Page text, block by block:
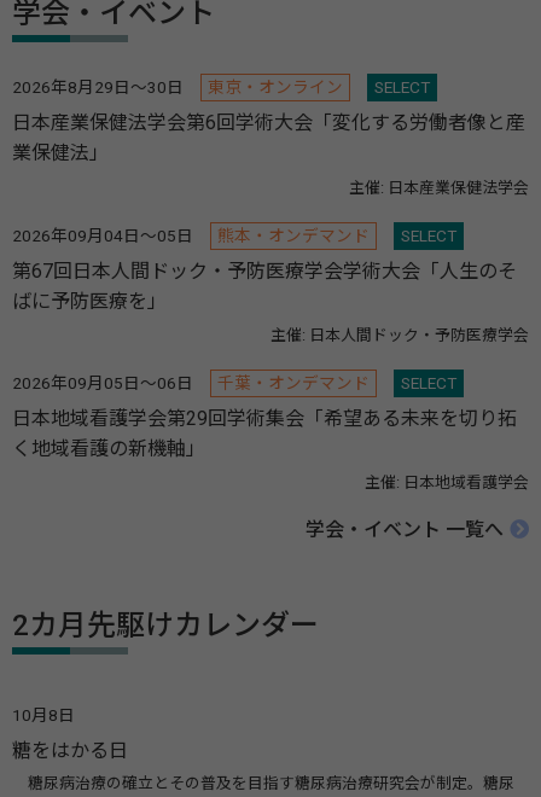
学会・イベント
2026年8月29日～30日 東京・オンライン SELECT
日本産業保健法学会第6回学術大会「変化する労働者像と産
業保健法」
主催: 日本産業保健法学会
2026年09月04日～05日 熊本・オンデマンド SELECT
第67回日本人間ドック・予防医療学会学術大会「人生のそ
ばに予防医療を」
主催: 日本人間ドック・予防医療学会
2026年09月05日～06日 千葉・オンデマンド SELECT
日本地域看護学会第29回学術集会「希望ある未来を切り拓
く地域看護の新機軸」
主催: 日本地域看護学会
学会・イベント 一覧へ
2カ月先駆けカレンダー
10月8日
糖をはかる日
糖尿病治療の確立とその普及を目指す糖尿病治療研究会が制定。糖尿